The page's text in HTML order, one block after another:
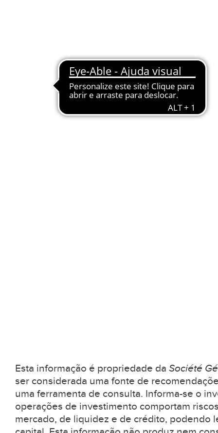
Esta informação é propriedade da Société
ser considerada uma fonte de
uma ferramenta de consulta. Informa-se o
operações de investimento comportam
mercado, de liquidez e de crédito, podendo